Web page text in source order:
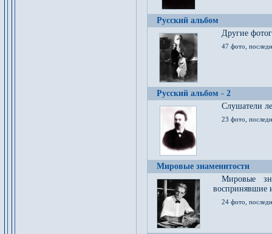
Русский альбом
Другие
47 фото,
Русский альбом - 2
Cлушатели
23 фото,
Мировые знаменитости
Мировые
воспринявшие
24 фото,